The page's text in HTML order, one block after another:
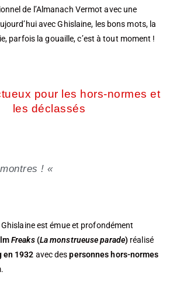
de l’Almanach Vermot avec une
avec Ghislaine, les bons mots, la
parfois la gouaille, c’est à tout moment !
pour les hors-normes et
les déclassés
! «
Ghislaine est émue et profondément
Freaks(La monstrueuse parade) réalisé
en 1932 avec despersonnes hors-normes